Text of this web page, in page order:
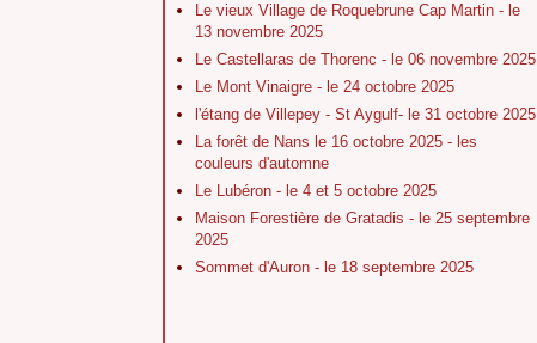
Le vieux Village de Roquebrune Cap Martin - le
13 novembre 2025
Le Castellaras de Thorenc - le 06 novembre 2025
Le Mont Vinaigre - le 24 octobre 2025
l'étang de Villepey - St Aygulf- le 31 octobre 2025
La forêt de Nans le 16 octobre 2025 - les
couleurs d'automne
Le Lubéron - le 4 et 5 octobre 2025
Maison Forestière de Gratadis - le 25 septembre
2025
Sommet d'Auron - le 18 septembre 2025